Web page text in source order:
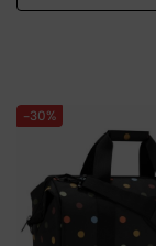
-30%